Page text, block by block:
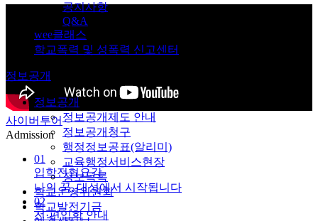
공지사항
Q&A
wee클래스
학교폭력 및 성폭력 신고센터
정보공개
정보공개
정보공개제도 안내
정보공개청구
행정정보공표(알리미)
교육행정서비스현장
정보목록
학교운영위원회
학교발전기금
사이버투어
Admission
01
입학전형요강
나의 꿈, 대성에서 시작됩니다
02
전·편입학 안내